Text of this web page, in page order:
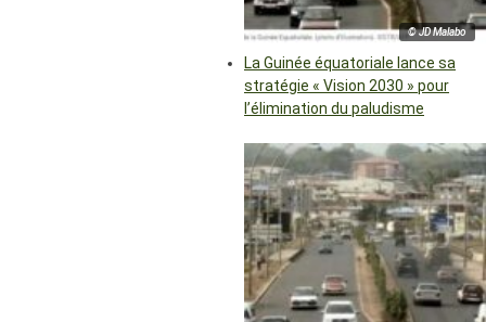
© JD Malabo
La Guinée équatoriale lance sa
stratégie « Vision 2030 » pour
l’élimination du paludisme